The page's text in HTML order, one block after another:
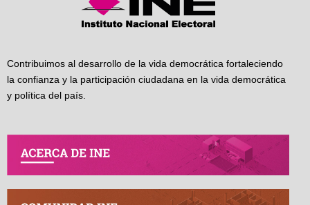
Contribuimos al desarrollo de la vida democrática fortaleciendo
la confianza y la participación ciudadana en la vida democrática
y política del país.